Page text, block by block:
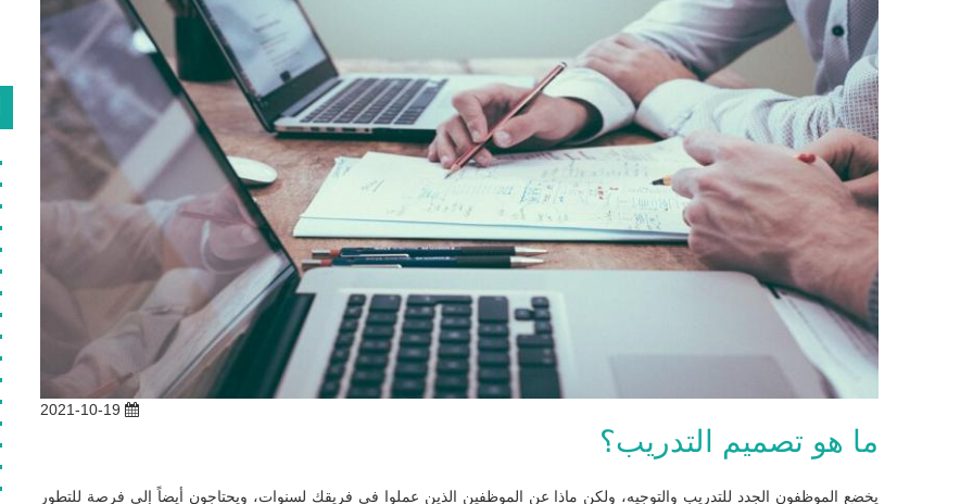
2021-10-19
ما هو تصميم التدريب؟
يخضع الموظفون الجدد للتدريب والتوجيه، ولكن ماذا عن الموظفين الذين عملوا في فريقك لسنوات، ويحتاجون أيضاً إلى فرصة للتطور